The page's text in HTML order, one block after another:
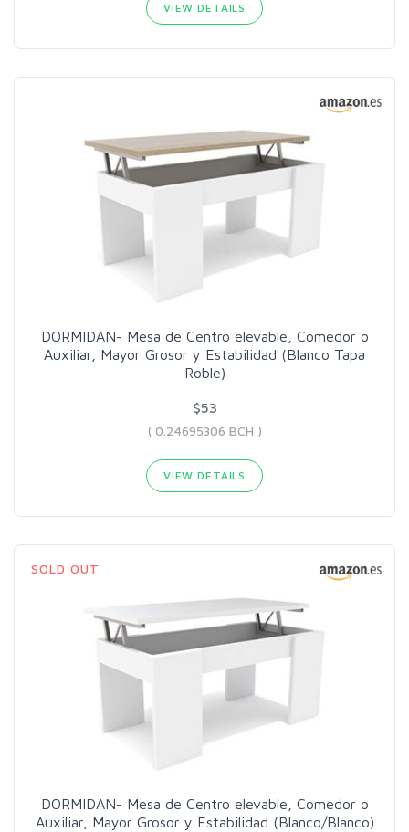
VIEW DETAILS
DORMIDAN- Mesa de Centro elevable, Comedor o
Auxiliar, Mayor Grosor y Estabilidad (Blanco Tapa
Roble)
$53
( 0.24695306 BCH )
VIEW DETAILS
SOLD OUT
DORMIDAN- Mesa de Centro elevable, Comedor o
Auxiliar, Mayor Grosor y Estabilidad (Blanco/Blanco)